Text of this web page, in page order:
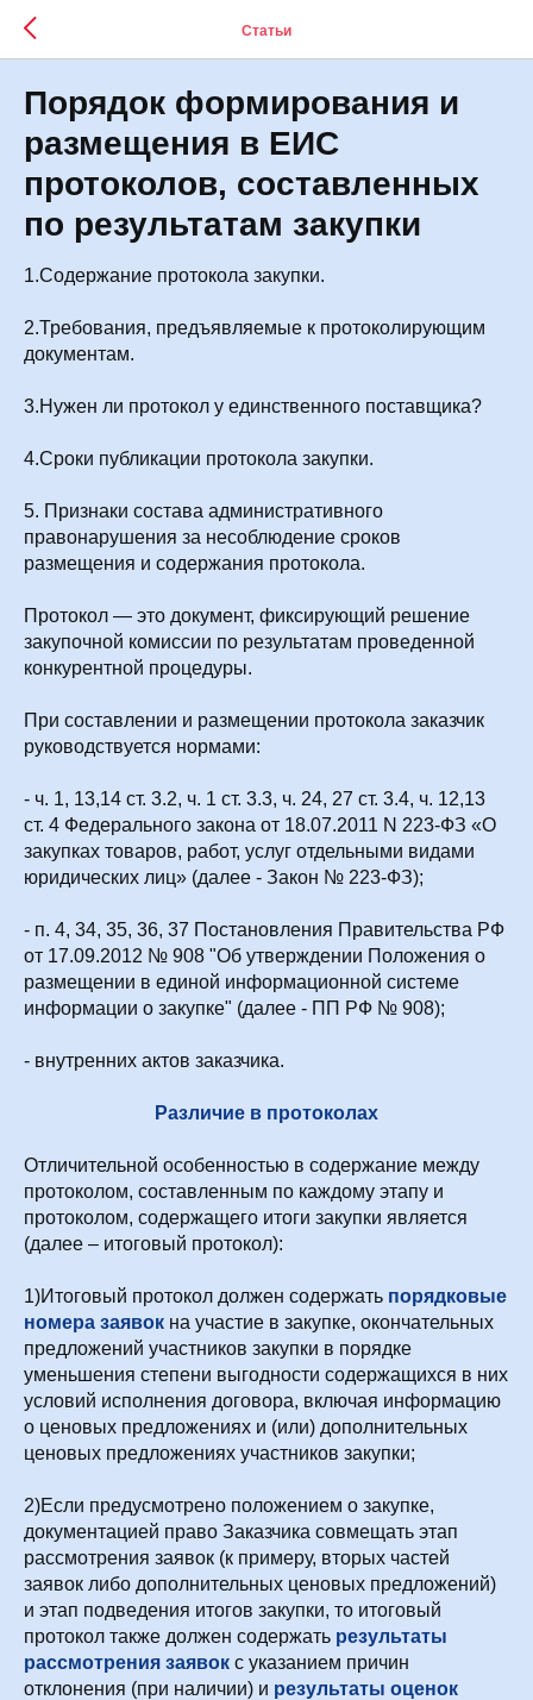
Статьи
Порядок формирования и
размещения в ЕИС
протоколов, составленных
по результатам закупки
1.Содержание протокола закупки.
2.Требования, предъявляемые к протоколирующим
документам.
3.Нужен ли протокол у единственного поставщика?
4.Сроки публикации протокола закупки.
5. Признаки состава административного
правонарушения за несоблюдение сроков
размещения и содержания протокола.
Протокол — это документ, фиксирующий решение
закупочной комиссии по результатам проведенной
конкурентной процедуры.
При составлении и размещении протокола заказчик
руководствуется нормами:
- ч. 1, 13,14 ст. 3.2, ч. 1 ст. 3.3, ч. 24, 27 ст. 3.4, ч. 12,13
ст. 4 Федерального закона от 18.07.2011 N 223-ФЗ «О
закупках товаров, работ, услуг отдельными видами
юридических лиц» (далее - Закон № 223-ФЗ);
- п. 4, 34, 35, 36, 37 Постановления Правительства РФ
от 17.09.2012 № 908 "Об утверждении Положения о
размещении в единой информационной системе
информации о закупке" (далее - ПП РФ № 908);
- внутренних актов заказчика.
Различие в протоколах
Отличительной особенностью в содержание между
протоколом, составленным по каждому этапу и
протоколом, содержащего итоги закупки является
(далее – итоговый протокол):
1)Итоговый протокол должен содержать порядковые
номера заявок на участие в закупке, окончательных
предложений участников закупки в порядке
уменьшения степени выгодности содержащихся в них
условий исполнения договора, включая информацию
о ценовых предложениях и (или) дополнительных
ценовых предложениях участников закупки;
2)Если предусмотрено положением о закупке,
документацией право Заказчика совмещать этап
рассмотрения заявок (к примеру, вторых частей
заявок либо дополнительных ценовых предложений)
и этап подведения итогов закупки, то итоговый
протокол также должен содержать результаты
рассмотрения заявок с указанием причин
отклонения (при наличии) и результаты оценок